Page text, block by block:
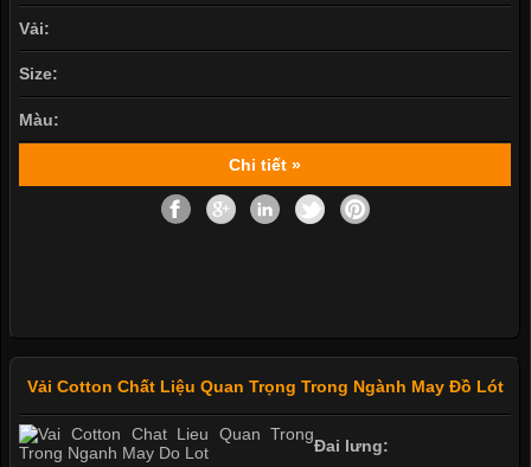
Vải:
Size:
Màu:
Chi tiết »
Vải Cotton Chất Liệu Quan Trọng Trong Ngành May Đồ Lót
Đai lưng: